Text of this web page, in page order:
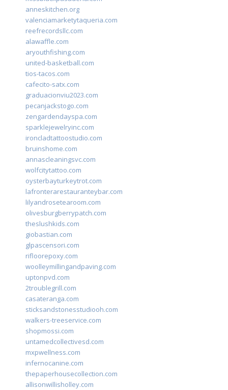
anneskitchen.org
valenciamarketytaqueria.com
reefrecordsllc.com
alawaffle.com
aryouthfishing.com
united-basketball.com
tios-tacos.com
cafecito-satx.com
graduacionviu2023.com
pecanjackstogo.com
zengardendayspa.com
sparklejewelryinc.com
ironcladtattoostudio.com
bruinshome.com
annascleaningsvc.com
wolfcitytattoo.com
oysterbayturkeytrot.com
lafronterarestauranteybar.com
lilyandrosetearoom.com
olivesburgberrypatch.com
theslushkids.com
giobastian.com
glpascensori.com
rifloorepoxy.com
woolleymillingandpaving.com
uptonpvd.com
2troublegrill.com
casateranga.com
sticksandstonesstudiooh.com
walkers-treeservice.com
shopmossi.com
untamedcollectivesd.com
mxpwellness.com
infernocanine.com
thepaperhousecollection.com
allisonwillisholley.com